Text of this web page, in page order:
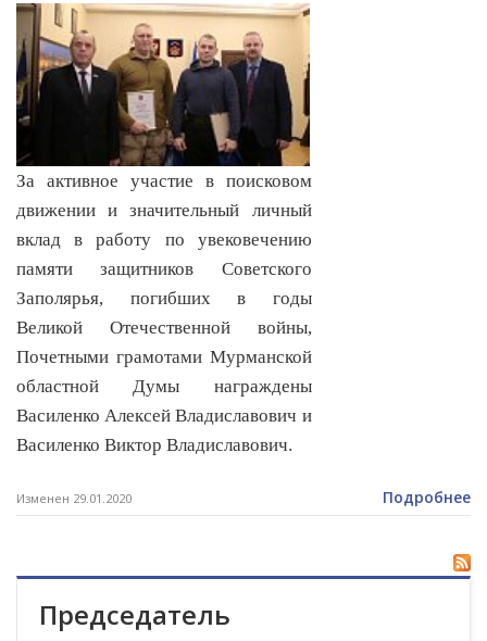
За активное участие в поисковом
движении и значительный личный
вклад в работу по увековечению
памяти защитников Советского
Заполярья, погибших в годы
Великой Отечественной войны,
Почетными грамотами Мурманской
областной Думы награждены
Василенко Алексей Владиславович и
Василенко Виктор Владиславович.
Изменен 29.01.2020 Подробнее
Председатель